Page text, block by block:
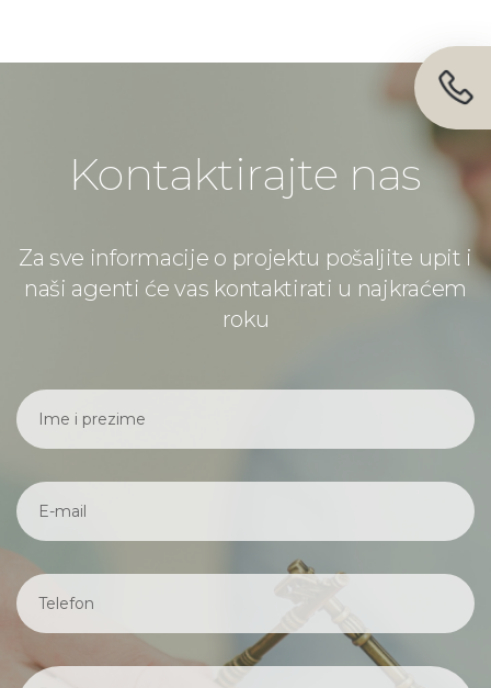
Kontaktirajte nas
Za sve informacije o projektu pošaljite upit i
naši agenti će vas kontaktirati u najkraćem
roku